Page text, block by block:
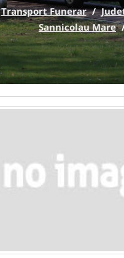
Transport Funerar /
Sannicolau Mare